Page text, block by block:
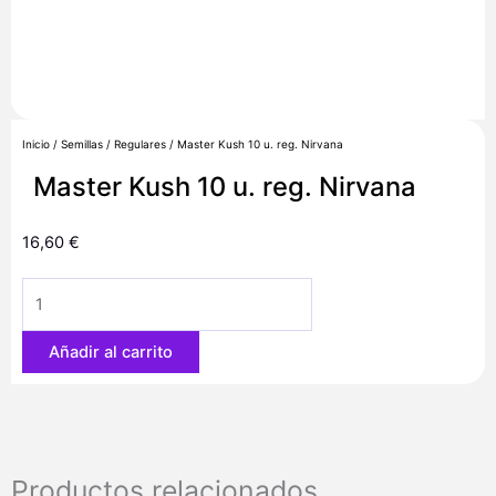
Inicio / Semillas / Regulares / Master Kush 10 u. reg. Nirvana
Master Kush 10 u. reg. Nirvana
16,60 €
Kush
u.
Añadir al carrito